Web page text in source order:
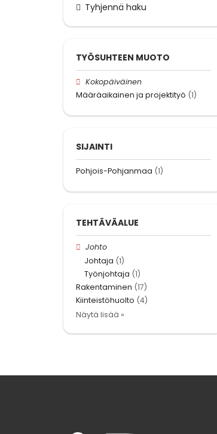
Tyhjennä haku
TYÖSUHTEEN MUOTO
Kokopäiväinen
Määräaikainen ja projektityö (1)
SIJAINTI
Pohjois-Pohjanmaa (1)
TEHTÄVÄALUE
Johto
Johtaja (1)
Työnjohtaja (1)
Rakentaminen (17)
Kiinteistöhuolto (4)
Näytä lisää »